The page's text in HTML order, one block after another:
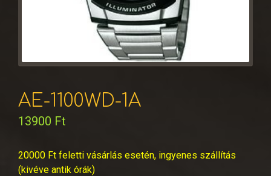
AE-1100WD-1A
13900 Ft
20000 Ft feletti vásárlás esetén, ingyenes szállítás
(kivéve antik órák)